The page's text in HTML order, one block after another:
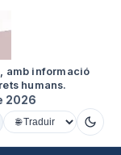
amb informació
humans.
2026